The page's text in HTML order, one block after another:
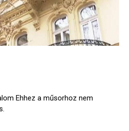
Ehhez a műsorhoz nem